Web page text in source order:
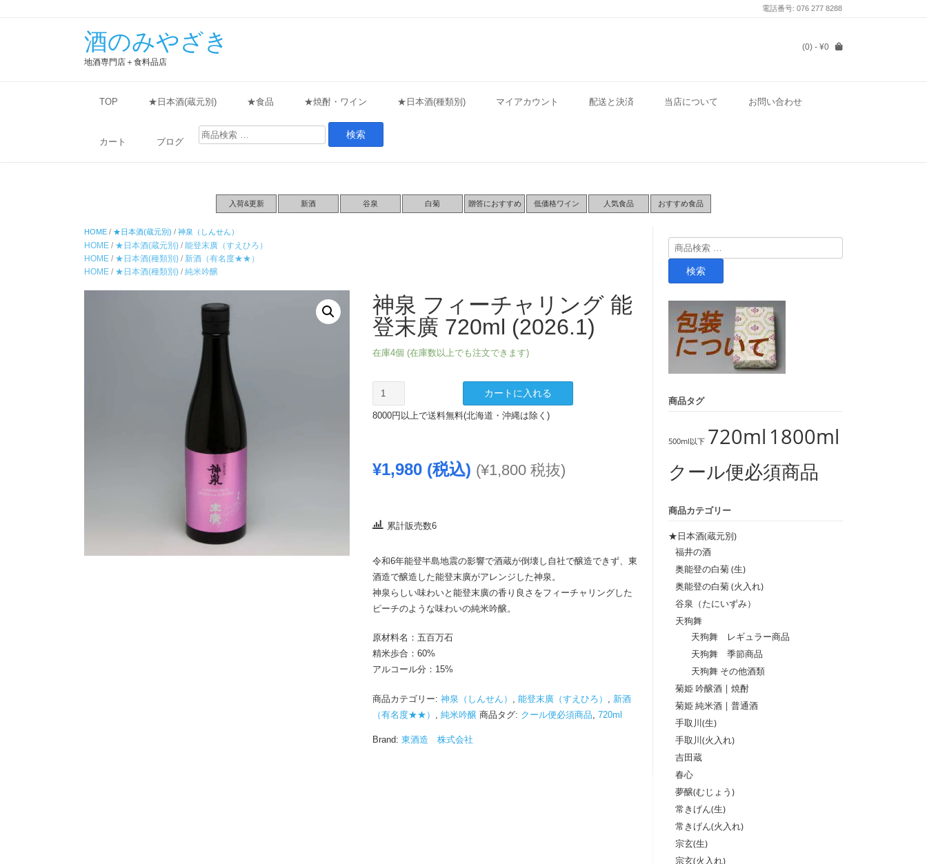
電話番号: 076 277 8288
酒のみやざき
地酒専門店＋食料品店
(0) - ¥0
TOP ★日本酒(蔵元別) ★食品 ★焼酎・ワイン ★日本酒(種類別) マイアカウント 配送と決済 当店について お問い合わせ
カート ブログ
検
索
入荷&更新 新酒 谷泉 白菊 贈答におすすめ 低価格ワイン 人気食品 おすすめ食品
HOME / ★日本酒(蔵元別) / 神泉（しんせん）
HOME / ★日本酒(蔵元別) / 能登末廣（すえひろ）
HOME / ★日本酒(種類別) / 新酒（有名度★★）
HOME / ★日本酒(種類別) / 純米吟醸
神泉 フィーチャリング 能
登末廣 720ml (2026.1)
在庫4個 (在庫数以上でも注文できます)
泉
フ
チ
グ
登
末
廣
720ml
個
カートに入れる
8000円以上で送料無料(北海道・沖縄は除く)
¥1,980(税込) (¥1,800税抜)
累計販売数6
令和6年能登半島地震の影響で酒蔵が倒壊し自社で醸造できず、東
酒造で醸造した能登末廣がアレンジした神泉。
神泉らしい味わいと能登末廣の香り良さをフィーチャリングした
ピーチのような味わいの純米吟醸。
原材料名：五百万石
精米歩合：60%
アルコール分：15%
商品カテゴリー: 神泉（しんせん） 能登末廣（すえひろ）
新酒
（有名度★★）
純米吟醸 商品タグ: クール便必須商品 720ml
Brand: 東酒造 株式会社
検
索
検索
商品タグ
500ml以下 720ml 1800ml
クール便必須商品
商品カテゴリー
★日本酒(蔵元別)
福井の酒
奥能登の白菊 (生)
奥能登の白菊 (火入れ)
谷泉（たにいずみ）
天狗舞
天狗舞 レギュラー商品
天狗舞 季節商品
天狗舞 その他酒類
菊姫 吟醸酒 | 焼酎
菊姫 純米酒 | 普通酒
手取川(生)
手取川(火入れ)
吉田蔵
春心
夢醸(むじょう)
常きげん(生)
常きげん(火入れ)
宗玄(生)
宗玄(火入れ)